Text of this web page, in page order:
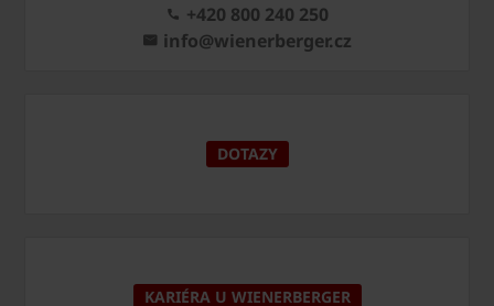
+420 800 240 250
info@wienerberger.cz
DOTAZY
KARIÉRA U WIENERBERGER